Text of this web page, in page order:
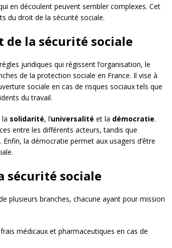
en découlent peuvent sembler complexes. Cet
du droit de la sécurité sociale.
la sécurité sociale
juridiques qui régissent l’organisation, le
de la protection sociale en France. Il vise à
sociale en cas de risques sociaux tels que
du travail.
solidarité, l’universalité et la démocratie.
entre les différents acteurs, tandis que
la démocratie permet aux usagers d’être
sécurité sociale
plusieurs branches, chacune ayant pour mission
médicaux et pharmaceutiques en cas de